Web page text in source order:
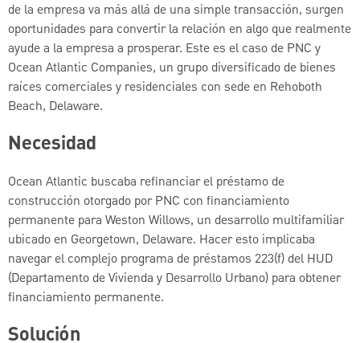
de la empresa va más allá de una simple transacción, surgen
oportunidades para convertir la relación en algo que realmente
ayude a la empresa a prosperar. Este es el caso de PNC y
Ocean Atlantic Companies, un grupo diversificado de bienes
raíces comerciales y residenciales con sede en Rehoboth
Beach, Delaware.
Necesidad
Ocean Atlantic buscaba refinanciar el préstamo de
construcción otorgado por PNC con financiamiento
permanente para Weston Willows, un desarrollo multifamiliar
ubicado en Georgetown, Delaware. Hacer esto implicaba
navegar el complejo programa de préstamos 223(f) del HUD
(Departamento de Vivienda y Desarrollo Urbano) para obtener
financiamiento permanente.
Solución